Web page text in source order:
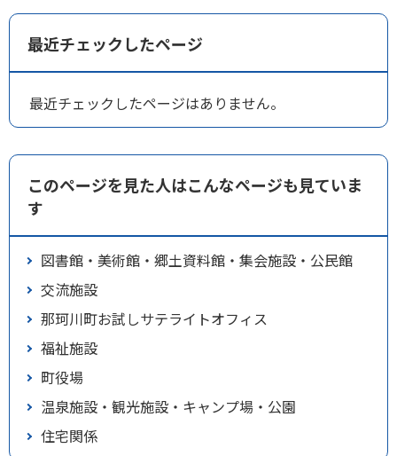
最近チェックしたページ
最近チェックしたページはありません。
このページを見た人はこんなページも見ていま
す
図書館・美術館・郷土資料館・集会施設・公民館
交流施設
那珂川町お試しサテライトオフィス
福祉施設
町役場
温泉施設・観光施設・キャンプ場・公園
住宅関係